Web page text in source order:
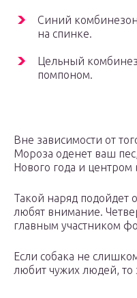
Синий
на спинке.
Цельный
помпоном.
Вне зависимости от
Мороза оденет ваш
Нового года и центром
Такой наряд подойдет
любят внимание.
главным участником
Если собака не
любит чужих людей, то